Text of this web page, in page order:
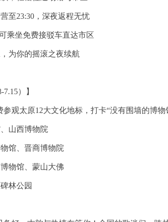
至23:30，深夜返程无忧
乘坐免费接驳车直达市区
为你的摇滚之夜续航
）】
观太原12大文化地标，打卡“没有围墙的博物
山西博物院
馆、晋商博物院
物馆、蒙山大佛
林公园